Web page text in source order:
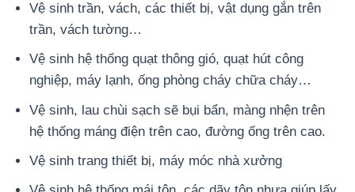
Vệ sinh trần, vách, các thiết bị, vật dụng gắn trên
trần, vách tường…
Vệ sinh hệ thống quạt thông gió, quạt hút công
nghiệp, máy lạnh, ống phòng cháy chữa cháy…
Vệ sinh, lau chùi sạch sẽ bụi bẩn, màng nhện trên
hệ thống máng điện trên cao, đường ống trên cao.
Vệ sinh trang thiết bị, máy móc nhà xưởng